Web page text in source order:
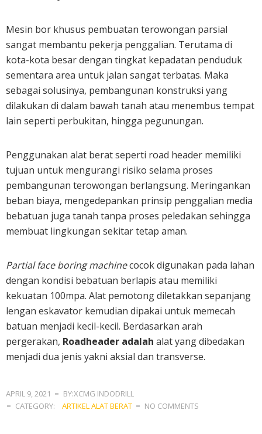
Mesin bor khusus pembuatan terowongan parsial
sangat membantu pekerja penggalian. Terutama di
kota-kota besar dengan tingkat kepadatan penduduk
sementara area untuk jalan sangat terbatas. Maka
sebagai solusinya, pembangunan konstruksi yang
dilakukan di dalam bawah tanah atau menembus tempat
lain seperti perbukitan, hingga pegunungan.
Penggunakan alat berat seperti road header memiliki
tujuan untuk mengurangi risiko selama proses
pembangunan terowongan berlangsung. Meringankan
beban biaya, mengedepankan prinsip penggalian media
bebatuan juga tanah tanpa proses peledakan sehingga
membuat lingkungan sekitar tetap aman.
Partial face boring machinecocok digunakan pada lahan
dengan kondisi bebatuan berlapis atau memiliki
kekuatan 100mpa. Alat pemotong diletakkan sepanjang
lengan eskavator kemudian dipakai untuk memecah
batuan menjadi kecil-kecil. Berdasarkan arah
pergerakan, Roadheader adalah alat yang dibedakan
menjadi dua jenis yakni aksial dan transverse.
APRIL 9, 2021
BY:XCMG INDODRILL
CATEGORY:
ARTIKEL ALAT BERAT NO COMMENTS